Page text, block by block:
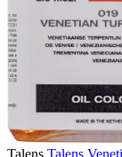
Talens Talens